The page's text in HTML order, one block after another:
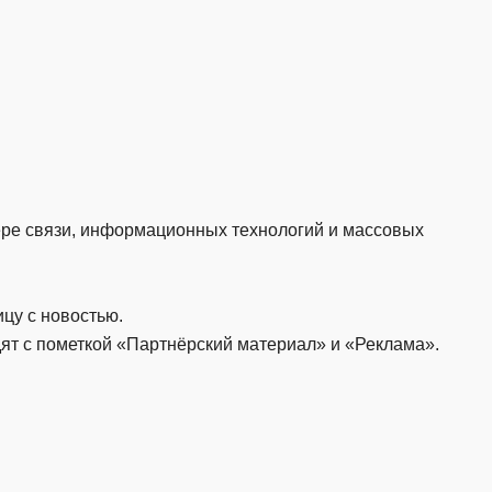
связи, информационных технологий и массовых
с новостью.
с пометкой «Партнёрский материал» и «Реклама».